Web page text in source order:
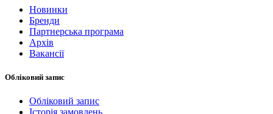
Новинки
Бренди
Партнерська програма
Архів
Вакансії
Обліковий запис
Обліковий запис